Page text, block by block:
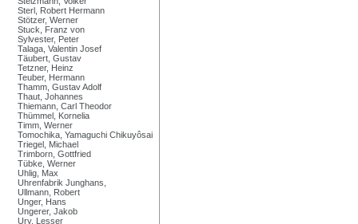
Sterl, Robert Hermann
Stötzer, Werner
Stuck, Franz von
Sylvester, Peter
Talaga, Valentin Josef
Täubert, Gustav
Tetzner, Heinz
Teuber, Hermann
Thamm, Gustav Adolf
Thaut, Johannes
Thiemann, Carl Theodor
Thümmel, Kornelia
Timm, Werner
Tomochika, Yamaguchi Chikuyôsai
Triegel, Michael
Trimborn, Gottfried
Tübke, Werner
Uhlig, Max
Uhrenfabrik Junghans,
Ullmann, Robert
Unger, Hans
Ungerer, Jakob
Ury, Lesser